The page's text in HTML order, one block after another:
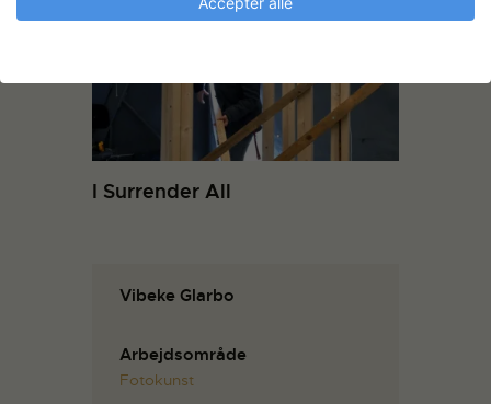
I Surrender All
Vibeke Glarbo
Arbejdsområde
Fotokunst